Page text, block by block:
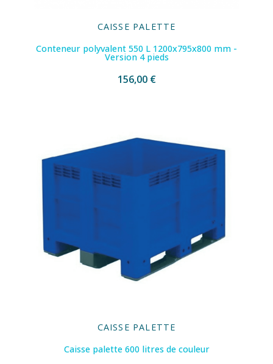
CAISSE PALETTE
Conteneur polyvalent 550 L 1200x795x800 mm -
Version 4 pieds
156,00 €
CAISSE PALETTE
Caisse palette 600 litres de couleur